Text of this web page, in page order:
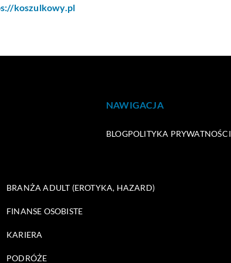
koszulkowy.pl
NAWIGACJA
BLOGPOLITYKA PRYWATNOŚCI
BRANŻA ADULT (EROTYKA, HAZARD)
FINANSE OSOBISTE
KARIERA
PODRÓŻE